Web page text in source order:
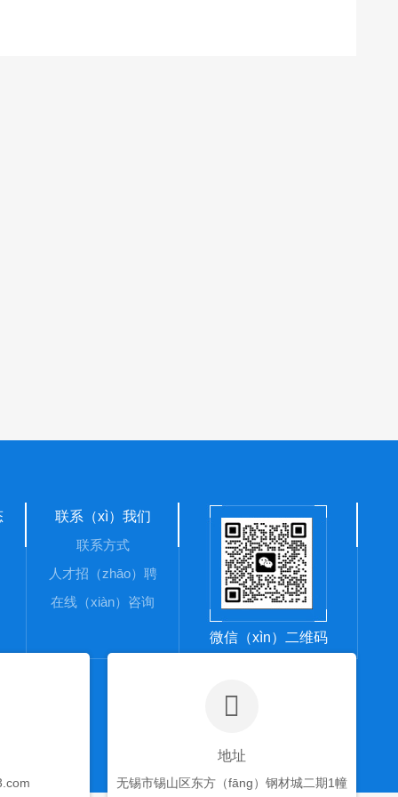
联系（xì）我们
联系方式
人才招（zhāo）聘
在线（xiàn）咨询
微信（xìn）二维码
地址
无锡市锡山区东方（fāng）钢材城二期1幢